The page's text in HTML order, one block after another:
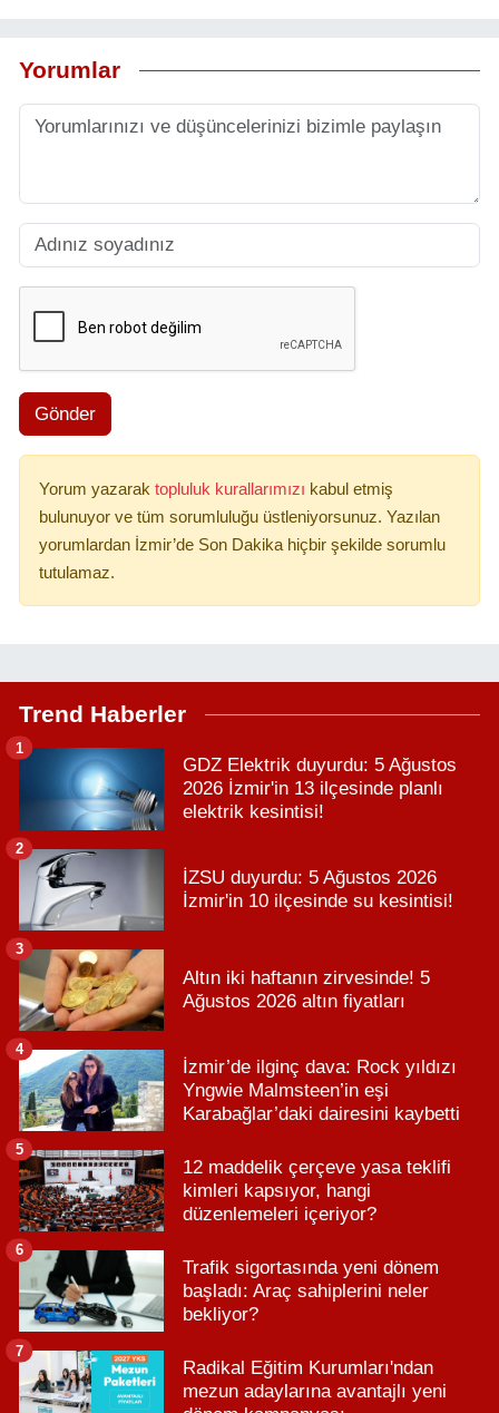
Yorumlar
Gönder
Yorum yazarak topluluk kurallarımızı kabul etmiş
bulunuyor ve tüm sorumluluğu üstleniyorsunuz. Yazılan
yorumlardan İzmir’de Son Dakika hiçbir şekilde sorumlu
tutulamaz.
Trend Haberler
GDZ Elektrik duyurdu: 5 Ağustos
2026 İzmir'in 13 ilçesinde planlı
elektrik kesintisi!
1
İZSU duyurdu: 5 Ağustos 2026
İzmir'in 10 ilçesinde su kesintisi!
2
Altın iki haftanın zirvesinde! 5
Ağustos 2026 altın fiyatları
3
İzmir’de ilginç dava: Rock yıldızı
Yngwie Malmsteen’in eşi
Karabağlar’daki dairesini kaybetti
4
12 maddelik çerçeve yasa teklifi
kimleri kapsıyor, hangi
düzenlemeleri içeriyor?
5
Trafik sigortasında yeni dönem
başladı: Araç sahiplerini neler
bekliyor?
6
Radikal Eğitim Kurumları'ndan
mezun adaylarına avantajlı yeni
7